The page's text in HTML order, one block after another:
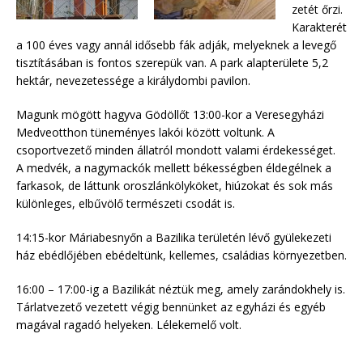
zetét őrzi.
Karakterét
a 100 éves vagy annál idősebb fák adják, melyeknek a levegő
tisztításában is fontos szerepük van. A park alapterülete 5,2
hektár, nevezetessége a királydombi pavilon.
Magunk mögött hagyva Gödöllőt 13:00-kor a Veresegyházi
Medveotthon tüneményes lakói között voltunk. A
csoportvezető minden állatról mondott valami érdekességet.
A medvék, a nagymackók mellett békességben éldegélnek a
farkasok, de láttunk oroszlánkölyköket, hiúzokat és sok más
különleges, elbűvölő természeti csodát is.
14:15-kor Máriabesnyőn a Bazilika területén lévő gyülekezeti
ház ebédlőjében ebédeltünk, kellemes, családias környezetben.
16:00 – 17:00-ig a Bazilikát néztük meg, amely zarándokhely is.
Tárlatvezető vezetett végig bennünket az egyházi és egyéb
magával ragadó helyeken. Lélekemelő volt.